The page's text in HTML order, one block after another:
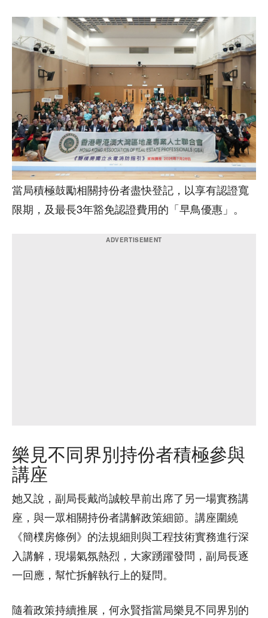
當局積極鼓勵相關持份者盡快登記，以享有認證寬
限期，及最長3年豁免認證費用的「早鳥優惠」。
樂見不同界別持份者積極參與
講座
她又說，副局長戴尚誠較早前出席了另一場實務講
座，與一眾相關持份者講解政策細節。講座圍繞
《簡樸房條例》的法規細則與工程技術實務進行深
入講解，現場氣氛熱烈，大家踴躍發問，副局長逐
一回應，幫忙拆解執行上的疑問。
隨着政策持續推展，何永賢指當局樂見不同界別的